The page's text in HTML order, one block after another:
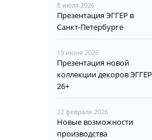
8 июля 2026
Презентация ЭГГЕР в
Санкт-Петербурге
19 июня 2026
Презентация новой
коллекции декоров ЭГГЕР
26+
22 февраля 2026
Новые возможности
производства